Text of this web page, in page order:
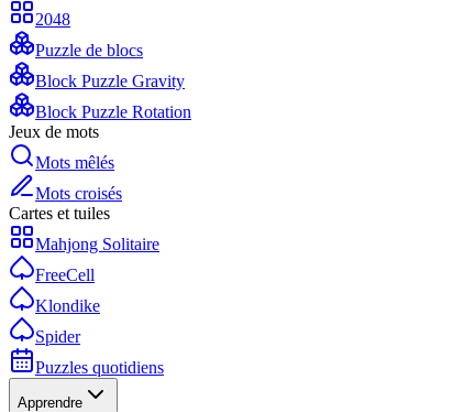
2048
Puzzle de blocs
Block Puzzle Gravity
Block Puzzle Rotation
Jeux de mots
Mots mêlés
Mots croisés
Cartes et tuiles
Mahjong Solitaire
FreeCell
Klondike
Spider
Puzzles quotidiens
Apprendre